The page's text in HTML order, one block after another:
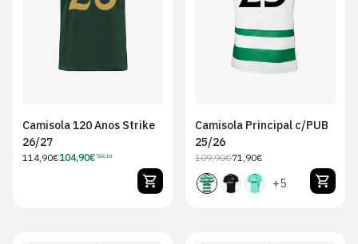
2XL
Camisola 120 Anos Strike
26/27
Preço
114,90€Preço
104,90€ Sócio
2XL
Camisola Principal c/PUB
25/26
Preço
regular
109,90€Preço
de
venda
71,90€
+5